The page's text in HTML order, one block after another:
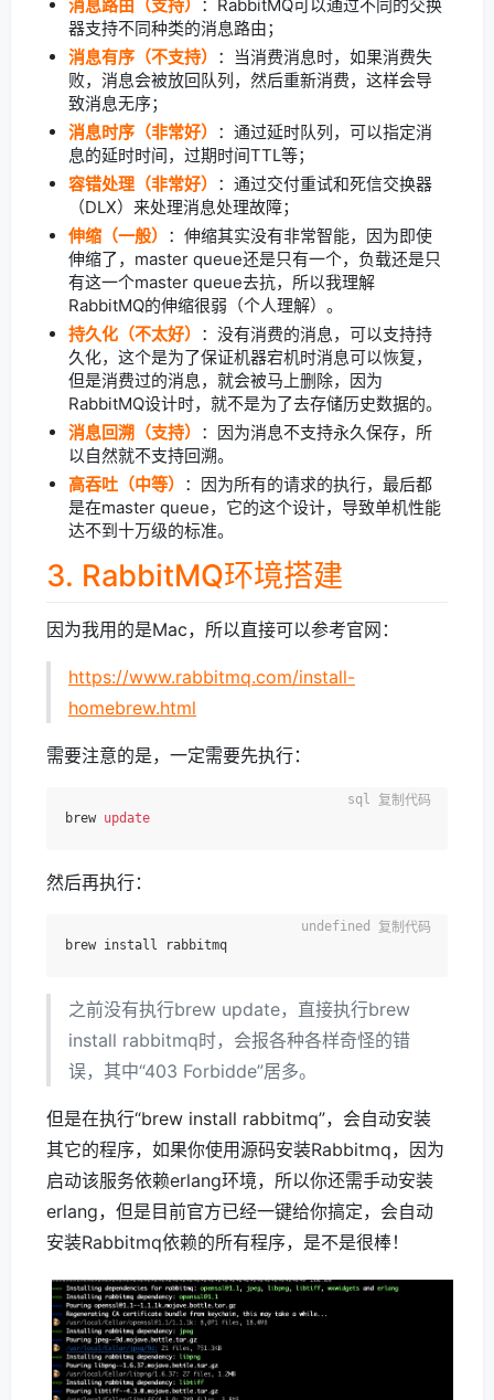
消息路由（支持） ：RabbitMQ可以通过不同的交换
器支持不同种类的消息路由；
消息有序（不支持） ：当消费消息时，如果消费失
败，消息会被放回队列，然后重新消费，这样会导
致消息无序；
消息时序（非常好） ：通过延时队列，可以指定消
息的延时时间，过期时间TTL等；
容错处理（非常好） ：通过交付重试和死信交换器
（DLX）来处理消息处理故障；
伸缩（一般） ：伸缩其实没有非常智能，因为即使
伸缩了，master queue还是只有一个，负载还是只
有这一个master queue去抗，所以我理解
RabbitMQ的伸缩很弱（个人理解）。
持久化（不太好） ：没有消费的消息，可以支持持
久化，这个是为了保证机器宕机时消息可以恢复，
但是消费过的消息，就会被马上删除，因为
RabbitMQ设计时，就不是为了去存储历史数据的。
消息回溯（支持） ：因为消息不支持永久保存，所
以自然就不支持回溯。
高吞吐（中等） ：因为所有的请求的执行，最后都
是在master queue，它的这个设计，导致单机性能
达不到十万级的标准。
3. RabbitMQ环境搭建
因为我用的是Mac，所以直接可以参考官网：
https://www.rabbitmq.com/install-
homebrew.html
需要注意的是，一定需要先执行：
brew update
复制代码
然后再执行：
复制代码
之前没有执行brew update，直接执行brew
install rabbitmq时，会报各种各样奇怪的错
误，其中“403 Forbidde”居多。
但是在执行“brew install rabbitmq”，会自动安装
其它的程序，如果你使用源码安装Rabbitmq，因为
启动该服务依赖erlang环境，所以你还需手动安装
erlang，但是目前官方已经一键给你搞定，会自动
安装Rabbitmq依赖的所有程序，是不是很棒！